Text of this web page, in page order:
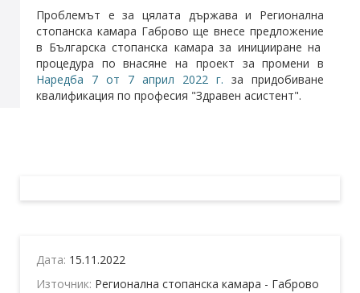
Проблемът е за цялата държава и Регионална
стопанска камара Габрово ще внесе предложение
в Българска стопанска камара за иницииране на
процедура по внасяне на проект за промени в
Наредба 7 от 7 април 2022 г. за придобиване
квалификация по професия "Здравен асистент".
Дата: 15.11.2022
Източник: Регионална стопанска камара - Габрово